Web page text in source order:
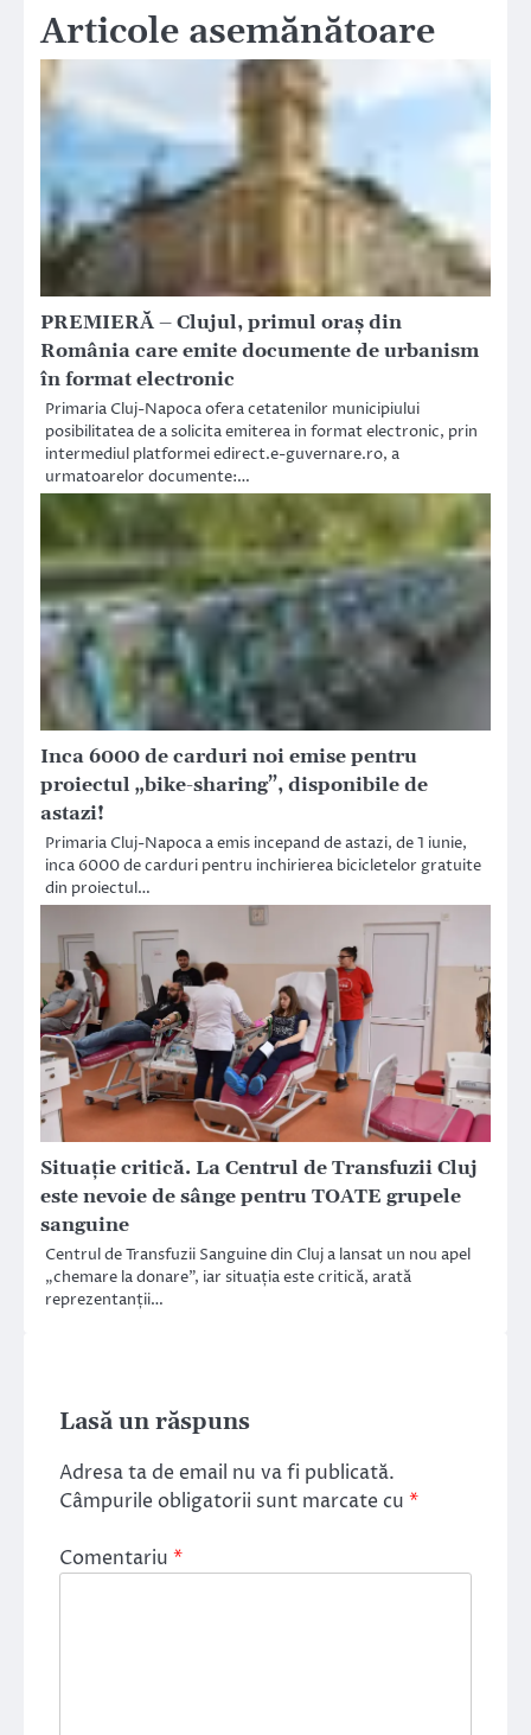
Articole asemănătoare
PREMIERĂ – Clujul, primul oraș din
România care emite documente de urbanism
în format electronic
Primaria Cluj-Napoca ofera cetatenilor municipiului
posibilitatea de a solicita emiterea in format electronic, prin
intermediul platformei edirect.e-guvernare.ro, a
urmatoarelor documente:…
Inca 6000 de carduri noi emise pentru
proiectul „bike-sharing”, disponibile de
astazi!
Primaria Cluj-Napoca a emis incepand de astazi, de 1 iunie,
inca 6000 de carduri pentru inchirierea bicicletelor gratuite
din proiectul…
Situație critică. La Centrul de Transfuzii Cluj
este nevoie de sânge pentru TOATE grupele
sanguine
Centrul de Transfuzii Sanguine din Cluj a lansat un nou apel
„chemare la donare”, iar situația este critică, arată
reprezentanții…
Lasă un răspuns
Adresa ta de email nu va fi publicată.
Câmpurile obligatorii sunt marcate cu *
Comentariu *